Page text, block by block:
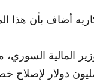
أضاف بأن هذا
دولار لإصلاح